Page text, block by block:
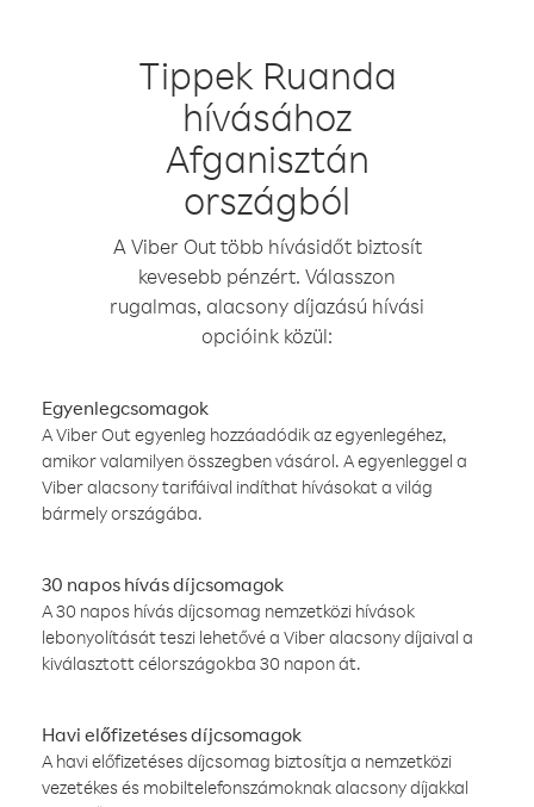
Tippek Ruanda
hívásához
Afganisztán
országból
A Viber Out több hívásidőt biztosít
kevesebb pénzért. Válasszon
rugalmas, alacsony díjazású hívási
opcióink közül:
Egyenlegcsomagok
A Viber Out egyenleg hozzáadódik az egyenlegéhez,
amikor valamilyen összegben vásárol. A egyenleggel a
Viber alacsony tarifáival indíthat hívásokat a világ
bármely országába.
30 napos hívás díjcsomagok
A 30 napos hívás díjcsomag nemzetközi hívások
lebonyolítását teszi lehetővé a Viber alacsony díjaival a
kiválasztott célországokba 30 napon át.
Havi előfizetéses díjcsomagok
A havi előfizetéses díjcsomag biztosítja a nemzetközi
vezetékes és mobiltelefonszámoknak alacsony díjakkal